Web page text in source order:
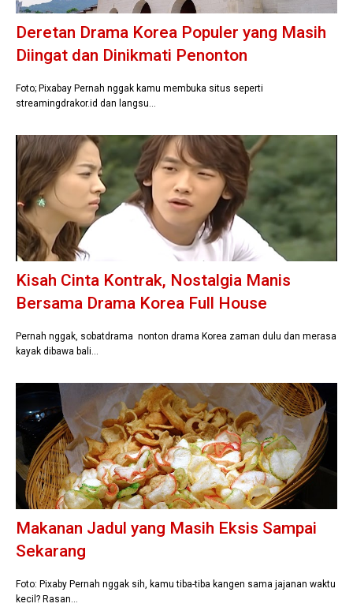
Deretan Drama Korea Populer yang Masih
Diingat dan Dinikmati Penonton
Foto; Pixabay Pernah nggak kamu membuka situs seperti
streamingdrakor.id dan langsu…
Kisah Cinta Kontrak, Nostalgia Manis
Bersama Drama Korea Full House
Pernah nggak, sobatdrama nonton drama Korea zaman dulu dan merasa
kayak dibawa bali…
Makanan Jadul yang Masih Eksis Sampai
Sekarang
Foto: Pixaby Pernah nggak sih, kamu tiba-tiba kangen sama jajanan waktu
kecil? Rasan…